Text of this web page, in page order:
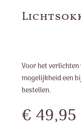
Voor het
mogelijkheid een
bestellen.
€ 49,95